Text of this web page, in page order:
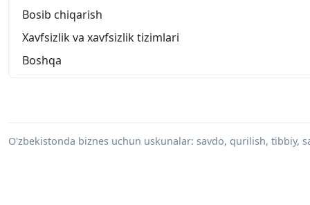
Bosib chiqarish
Xavfsizlik va xavfsizlik tizimlari
Boshqa
O'zbekistonda biznes uchun uskunalar: savdo, qurilish, tibbiy,